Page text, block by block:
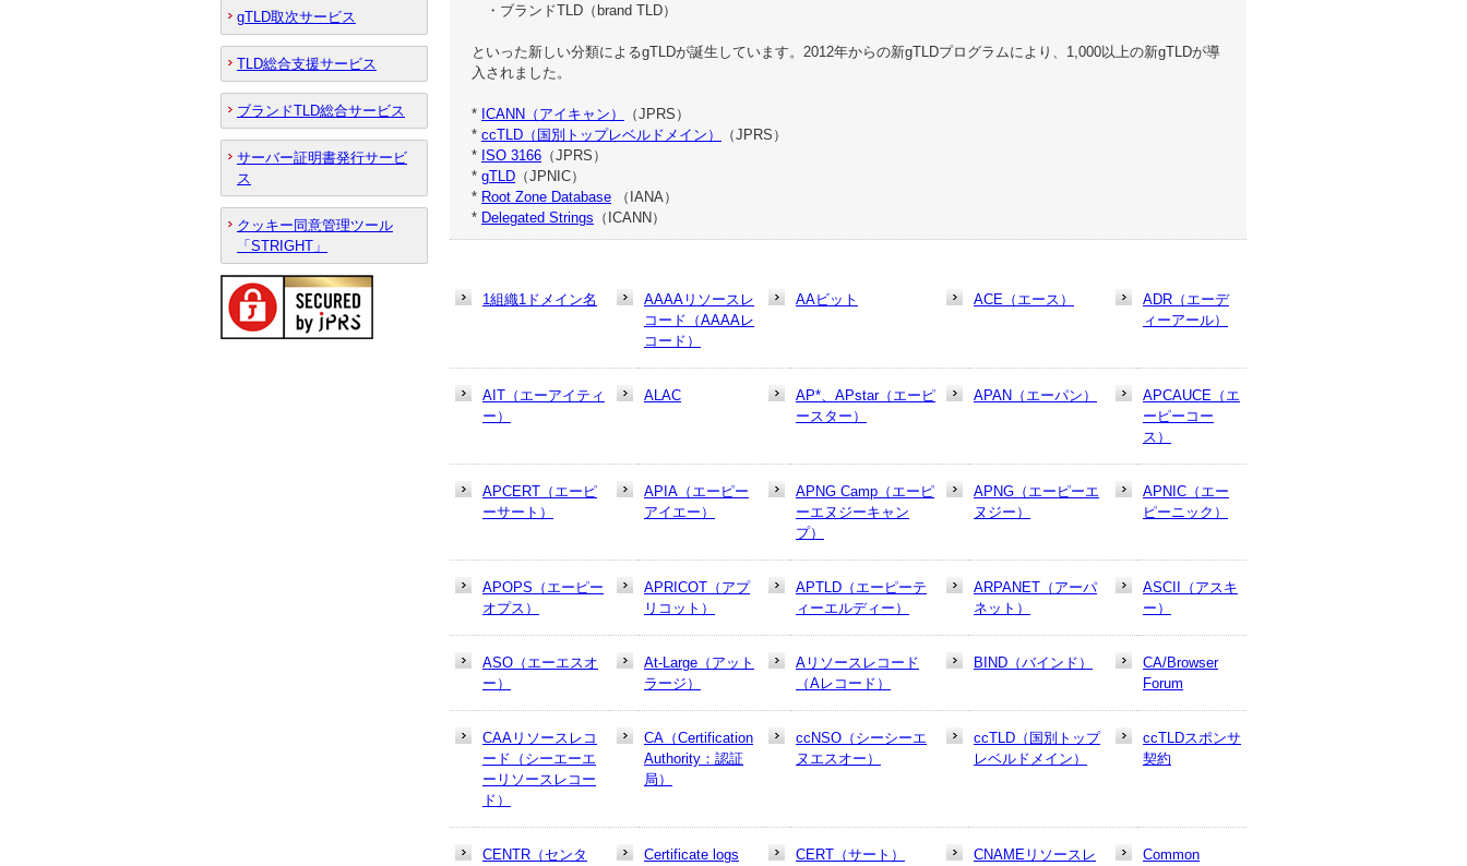
・ブランドTLD（brand TLD）
といった新しい分類によるgTLDが誕生しています。2012年からの新gTLDプログラムにより、1,000以上の新gTLDが導
入されました。
* ICANN（アイキャン）
（JPRS）
* ccTLD（国別トップレベルドメイン）
（JPRS）
* ISO 3166 （JPRS）
* gTLD （JPNIC）
* Root Zone Database （IANA）
* Delegated Strings （ICANN）
1組織1ドメイン名
AAAAリソースレ
コード（AAAAレ
コード）
AAビット ACE（エース）
ADR（エーデ
ィーアール）
AIT（エーアイティ
ー）
ALAC
AP*、APstar（エーピ
ースター）
APAN（エーパン）
APCAUCE（エ
ーピーコー
ス）
APCERT（エーピ
ーサート）
APIA（エーピー
アイエー）
APNG Camp（エーピ
ーエヌジーキャン
プ）
APNG（エーピーエ
ヌジー）
APNIC（エー
ピーニック）
APOPS（エーピー
オプス）
APRICOT（アプ
リコット）
APTLD（エーピーテ
ィーエルディー）
ARPANET（アーパ
ネット）
ASCII（アスキ
ー）
ASO（エーエスオ
ー）
At-Large（アット
ラージ）
Aリソースレコード
（Aレコード）
BIND（バインド）
CA/Browser
Forum
CAAリソースレコ
ード（シーエーエ
ーリソースレコー
ド）
CA（Certification
Authority：認証
局）
ccNSO（シーシーエ
ヌエスオー）
ccTLD（国別トップ
レベルドメイン）
ccTLDスポンサ
契約
CENTR（センタ
Certificate logs CERT（サート）
CNAMEリソースレ
Common
gTLD取次サービス
TLD総合支援サービス
ブランドTLD総合サービス
サーバー証明書発行サービ
ス
クッキー同意管理ツール
「STRIGHT」